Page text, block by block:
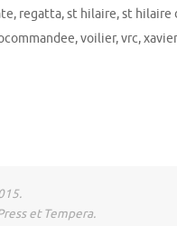
, regatta,st hilaire,st hilaire
,voilier,vrc,
et Tempera.